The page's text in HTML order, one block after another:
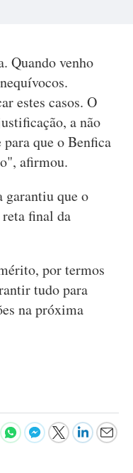
Quando venho
estes casos. O
a não
que o Benfica
afirmou.
garantiu que o
final da
por termos
tudo para
na próxima